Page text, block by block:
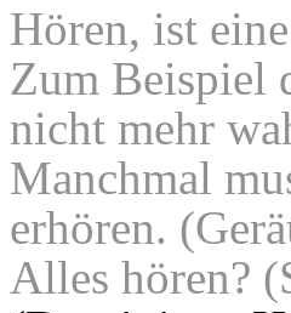
Hören, ist
Zum Beispiel
nicht mehr
Manchmal
erhören.
Alles hören?